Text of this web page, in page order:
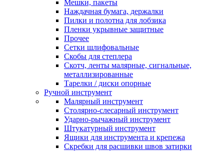
Мешки, пакеты
Наждачная бумага, держалки
Пилки и полотна для лобзика
Пленки укрывные защитные
Прочее
Сетки шлифовальные
Скобы для степлера
Скотч, ленты малярные, сигнальные,
металлизированные
Тарелки / диски опорные
Ручной инструмент
Малярный инструмент
Столярно-слесарный инструмент
Ударно-рычажный инструмент
Штукатурный инструмент
Ящики для инструмента и крепежа
Скребки для расшивки швов затирки